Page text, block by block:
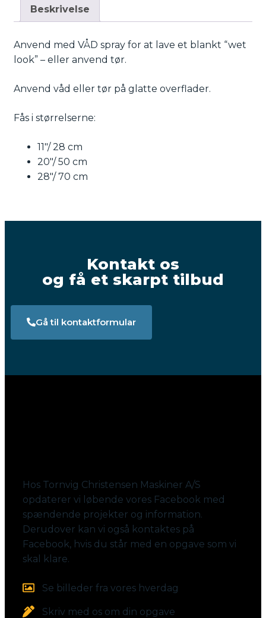
Beskrivelse
Anvend med VÅD spray for at lave et blankt “wet
look” – eller anvend tør.
Anvend våd eller tør på glatte overflader.
Fås i størrelserne:
11″/ 28 cm
20″/ 50 cm
28″/ 70 cm
Kontakt os
og få et skarpt tilbud
Gå til kontaktformular
Hos Tornvig Christensen Maskiner A/S
opdaterer vi løbende vores Facebook med
spændende projekter og information.
Derudover kan vi også kontaktes på
Facebook, hvis du står med en opgave som vi
skal klare.
Se billeder fra vores hverdag
Skriv med os om din opgave